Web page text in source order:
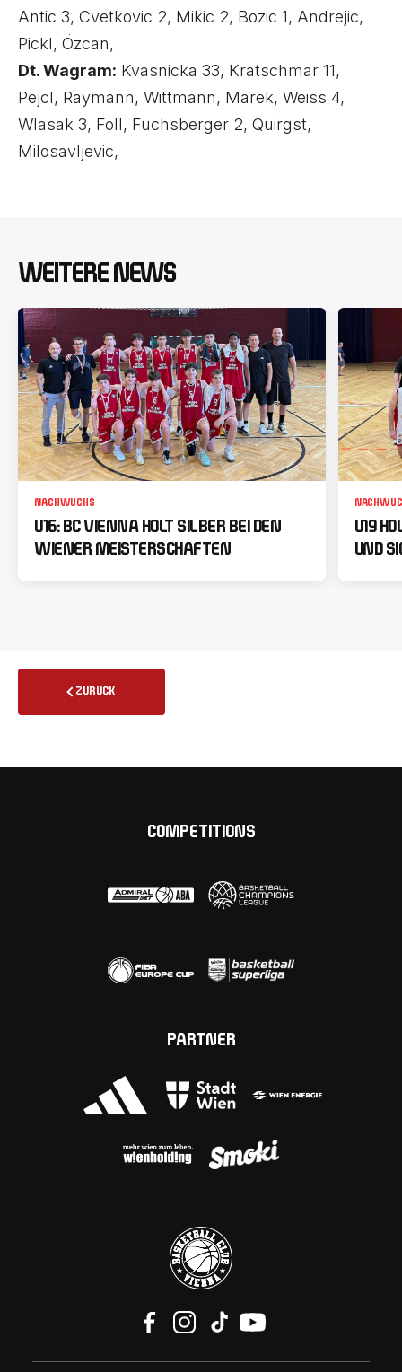
Antic 3, Cvetkovic 2, Mikic 2, Bozic 1, Andrejic,
Pickl, Özcan,
Dt. Wagram: Kvasnicka 33, Kratschmar 11,
Pejcl, Raymann, Wittmann, Marek, Weiss 4,
Wlasak 3, Foll, Fuchsberger 2, Quirgst,
Milosavljevic,
WEITERE NEWS
NACHWUCHS
U16: BC VIENNA HOLT SILBER BEI DEN
WIENER MEISTERSCHAFTEN
U19
UND
ZURÜCK
COMPETITIONS
PARTNER